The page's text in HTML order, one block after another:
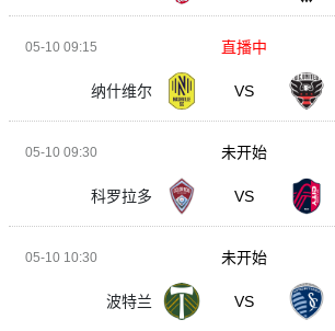
05-10 09:15
纳什维尔 VS
直播中
05-10 09:30
科罗拉多 VS
未开始
05-10 10:30
波特兰 VS
未开始